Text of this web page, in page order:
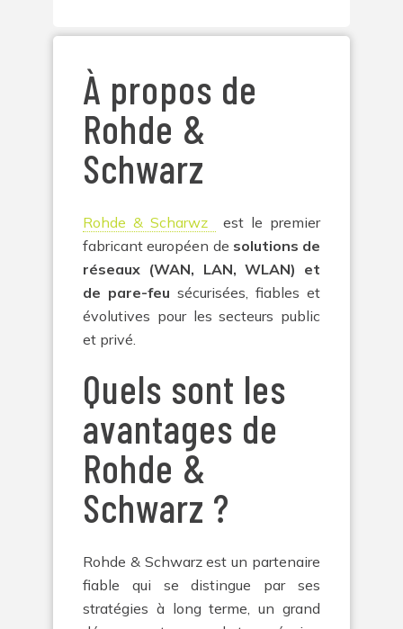
À propos de
Rohde &
Schwarz
Rohde & Scharwz
est le premier
fabricant européen de solutions de
réseaux (WAN, LAN, WLAN) et
de pare-feu sécurisées, fiables et
évolutives pour les secteurs public
et privé.
Quels sont les
avantages de
Rohde &
Schwarz ?
Rohde & Schwarz est un partenaire
fiable qui se distingue par ses
stratégies à long terme, un grand